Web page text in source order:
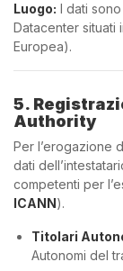
Luogo: I dati
Datacenter situati
Europea).
5.
Authority
Per l’erogazione
dati
competenti per
ICANN).
Titolari
Autonomi del